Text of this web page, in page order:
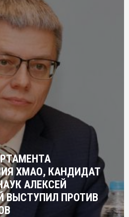
ХМАО, КАНДИДАТ
АЛЕКСЕЙ
ВЫСТУПИЛ ПРОТИВ